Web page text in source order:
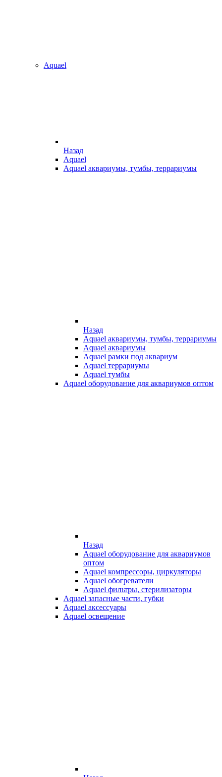
Aquael
Назад
Aquael
Aquael аквариумы, тумбы, террариумы
Назад
Aquael аквариумы, тумбы, террариумы
Aquael аквариумы
Aquael рамки под аквариум
Aquael террариумы
Aquael тумбы
Aquael оборудование для аквариумов оптом
Назад
Aquael оборудование для аквариумов
оптом
Aquael компрессоры, циркуляторы
Aquael обогреватели
Aquael фильтры, стерилизаторы
Aquael запасные части, губки
Aquael аксессуары
Aquael освещение